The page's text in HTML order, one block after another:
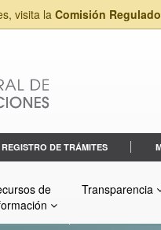
visita la Comisión
REGISTRO DE TRÁMITES
de
Transparencia